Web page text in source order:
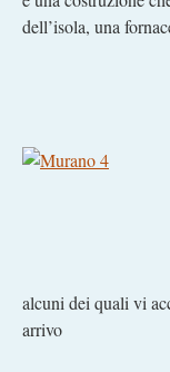
dell’isola, una
alcuni dei quali vi
arrivo